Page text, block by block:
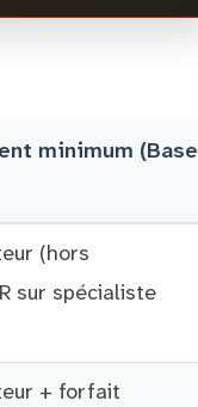
minimum (Base
(hors
sur spécialiste
+ forfait